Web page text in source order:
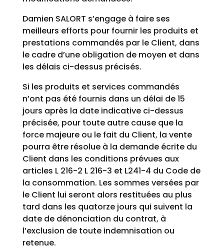
Damien SALORT s’engage à faire ses
meilleurs efforts pour fournir les produits et
prestations commandés par le Client, dans
le cadre d’une obligation de moyen et dans
les délais ci-dessus précisés.
Si les produits et services commandés
n’ont pas été fournis dans un délai de 15
jours après la date indicative ci-dessus
précisée, pour toute autre cause que la
force majeure ou le fait du Client, la vente
pourra être résolue à la demande écrite du
Client dans les conditions prévues aux
articles L 216-2 L 216-3 et L241-4 du Code de
la consommation. Les sommes versées par
le Client lui seront alors restituées au plus
tard dans les quatorze jours qui suivent la
date de dénonciation du contrat, à
l’exclusion de toute indemnisation ou
retenue.